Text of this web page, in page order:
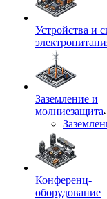
Устройства и
Заземление и
молниезащита
Конференц-
оборудование